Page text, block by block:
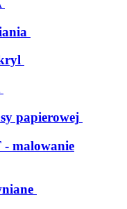
papierowej
malowanie